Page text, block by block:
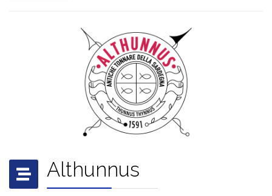
Althunnus